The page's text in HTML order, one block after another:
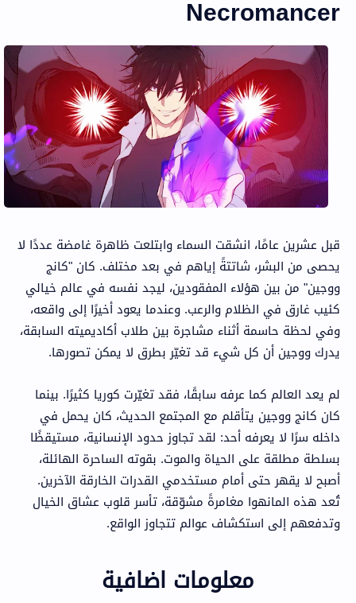
Necromancer
قبل عشرين عامًا، انشقت السماء وابتلعت ظاهرة غامضة عددًا لا
يحصى من البشر، شاتتةً إياهم في بعد مختلف. كان "كانج
ووجين" من بين هؤلاء المفقودين، ليجد نفسه في عالم خيالي
كئيب غارق في الظلام والرعب. وعندما يعود أخيرًا إلى واقعه،
وفي لحظة حاسمة أثناء مشاجرة بين طلاب أكاديميته السابقة،
يدرك ووجين أن كل شيء قد تغيّر بطرق لا يمكن تصورها.
لم يعد العالم كما عرفه سابقًا، فقد تغيّرت كوريا كثيرًا. بينما
كان كانج ووجين يتأقلم مع المجتمع الحديث، كان يحمل في
داخله سرًا لا يعرفه أحد: لقد تجاوز حدود الإنسانية، مستيقظًا
بسلطة مطلقة على الحياة والموت. بقوته الساحرة الهائلة،
أصبح لا يقهر حتى أمام مستخدمي القدرات الخارقة الآخرين.
تُعد هذه المانهوا مغامرةً مشوّقة، تأسر قلوب عشاق الخيال
وتدفعهم إلى استكشاف عوالم تتجاوز الواقع.
معلومات اضافية